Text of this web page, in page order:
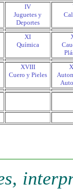
IV
Juguetes y
Deportes
XI
Química
XVIII
Cuero y Pieles